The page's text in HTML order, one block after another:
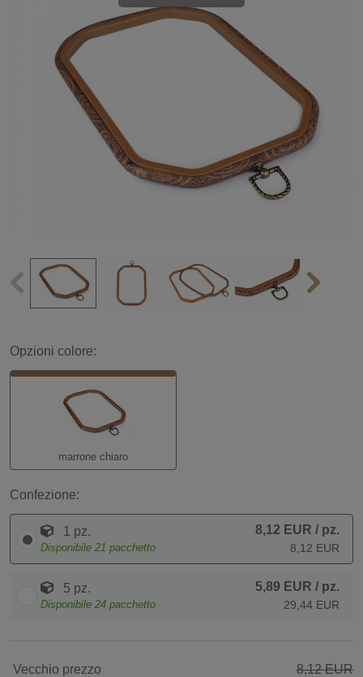
Opzioni colore:
marrone chiaro
Confezione:
1 pz.
Disponibile 21 pacchetto
8,12 EUR / pz.
8,12 EUR
5 pz.
Disponibile 24 pacchetto
5,89 EUR / pz.
29,44 EUR
Vecchio prezzo 8,12 EUR